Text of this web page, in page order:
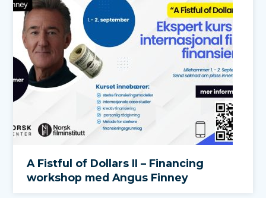
A Fistful of Dollars II – Financing
workshop med Angus Finney